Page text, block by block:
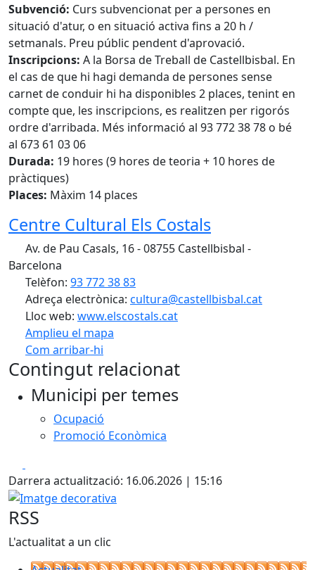
Subvenció: Curs subvencionat per a persones en
situació d'atur, o en situació activa fins a 20 h /
setmanals. Preu públic pendent d'aprovació.
Inscripcions: A la Borsa de Treball de Castellbisbal. En
el cas de que hi hagi demanda de persones sense
carnet de conduir hi ha disponibles 2 places, tenint en
compte que, les inscripcions, es realitzen per rigorós
ordre d'arribada. Més informació al 93 772 38 78 o bé
al 673 61 03 06
Durada: 19 hores (9 hores de teoria + 10 hores de
pràctiques)
Places: Màxim 14 places
Centre Cultural Els Costals
Av. de Pau Casals, 16 - 08755 Castellbisbal -
Barcelona
Telèfon: 93 772 38 83
Adreça electrònica: cultura@castellbisbal.cat
Lloc web: www.elscostals.cat
Amplieu el mapa
Com arribar-hi
+
Contingut relacionat
Municipi per temes
Ocupació
Promoció Econòmica
Darrera actualització: 16.06.2026 | 15:16
Imatge decorativa
RSS
L'actualitat a un clic